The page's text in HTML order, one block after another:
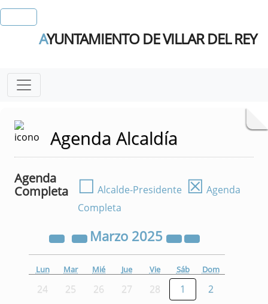
AYUNTAMIENTO DE VILLAR DEL REY
Agenda Alcaldía
Agenda
Completa
☐ Alcalde-Presidente ☒ Agenda
Completa
Marzo 2025
Lun Mar Mié Jue Vie Sáb Dom
24 25 26 27 28 1
2